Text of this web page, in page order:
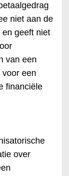
niet aan de
geeft niet
van een
een
financiële
over